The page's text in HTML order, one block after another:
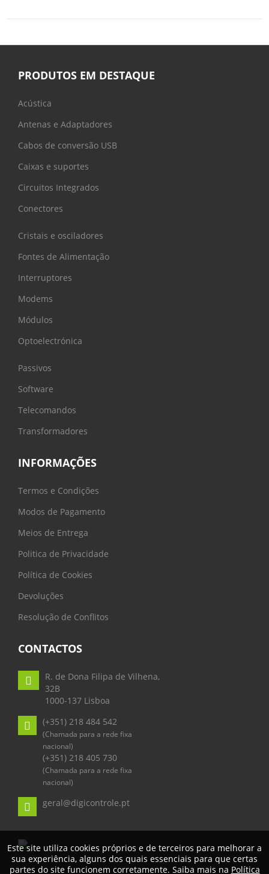
PRODUTOS EM DESTAQUE
Acústica
Antenas e Adaptadores
Cabos de conversão USB
Caixas e suportes
Circuitos Integrados
Conectores
Cristais e osciladores
Fontes de Alimentação
Interruptores
Modems
Módulos
Optoelectrónica
Passivos
Software
Telecomandos
Transformadores
INFORMAÇÕES
Termos e Condições
Modos de Pagamento
Meios de Entrega
Politica de Privacidade
Política de Cookies
Devoluções
Resolução de Conflitos
CONTACTOS
R. de Dona Filipa de Vilhena,
32B
1000-137 Lisboa
(+351) 218 484 542
(Chamada para a rede fixa
nacional)
(+351) 218 405 730
(Chamada para a rede fixa
nacional)
geral@digicontrole.pt
Este site utiliza cookies próprios e de terceiros para melhorar a
sua experiência, alguns dos quais essenciais para que certas
partes do site funcionem corretamente. Saiba mais na Política